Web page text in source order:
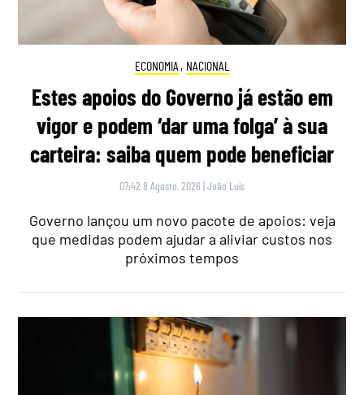
ECONOMIA , NACIONAL
Estes apoios do Governo já estão em
vigor e podem ‘dar uma folga’ à sua
carteira: saiba quem pode beneficiar
07:42 8 Agosto, 2026 |João Luís
Governo lançou um novo pacote de apoios: veja
que medidas podem ajudar a aliviar custos nos
próximos tempos